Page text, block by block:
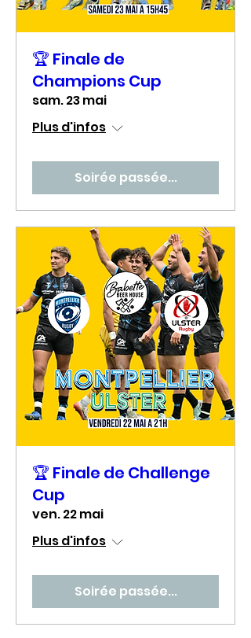
🏆 Finale de
Champions Cup
sam. 23 mai
Plus d'infos
Soirée passée...
🏆 Finale de Challenge
Cup
ven. 22 mai
Plus d'infos
Soirée passée...